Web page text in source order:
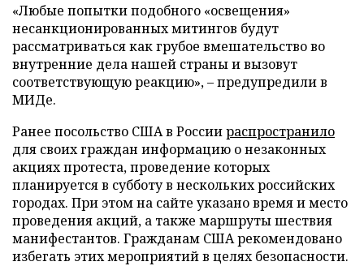
«Любые попытки подобного «освещения»
несанкционированных митингов будут
рассматриваться как грубое вмешательство во
внутренние дела нашей страны и вызовут
соответствующую реакцию», – предупредили в
МИДе.
Ранее посольство США в Россиираспространило
для своих граждан информацию о незаконных
акциях протеста, проведение которых
планируется в субботу в нескольких российских
городах. При этом на сайте указано время и место
проведения акций, а также маршруты шествия
манифестантов. Гражданам США рекомендовано
избегать этих мероприятий в целях безопасности.